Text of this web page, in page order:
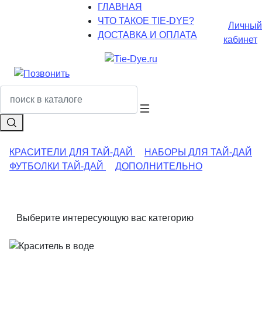
ГЛАВНАЯ
ЧТО ТАКОЕ TIE-DYE?
ДОСТАВКА И ОПЛАТА
Личный
кабинет
КРАСИТЕЛИ ДЛЯ ТАЙ-ДАЙ
НАБОРЫ ДЛЯ ТАЙ-ДАЙ
ФУТБОЛКИ ТАЙ-ДАЙ
ДОПОЛНИТЕЛЬНО
Выберите интересующую вас категорию